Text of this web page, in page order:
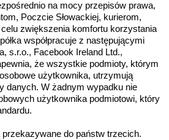
na mocy przepisów prawa,
Poczcie Słowackiej, kurierom,
zwiększenia komfortu korzystania
współpracuje z następującymi
s.r.o., Facebook Ireland Ltd.,
że wszystkie podmioty, którym
użytkownika, utrzymują
danych. W żadnym wypadku nie
użytkownika podmiotowi, który
przekazywane do państw trzecich.